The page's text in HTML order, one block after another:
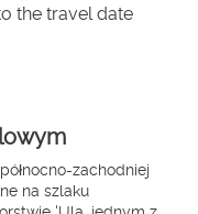
the travel date
zachodniej
na szlaku